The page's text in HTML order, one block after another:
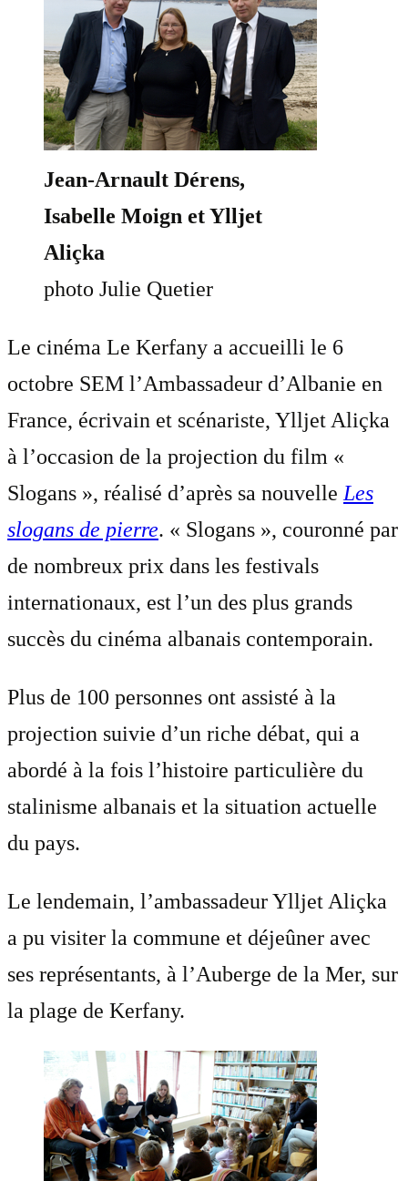
Jean-Arnault Dérens,
Isabelle Moign et Ylljet
Aliçka
photo Julie Quetier
Le cinéma Le Kerfany a accueilli le 6
octobre SEM l’Ambassadeur d’Albanie en
France, écrivain et scénariste, Ylljet Aliçka
à l’occasion de la projection du film «
Slogans », réalisé d’après sa nouvelleLes
slogans de pierre. « Slogans », couronné par
de nombreux prix dans les festivals
internationaux, est l’un des plus grands
succès du cinéma albanais contemporain.
Plus de 100 personnes ont assisté à la
projection suivie d’un riche débat, qui a
abordé à la fois l’histoire particulière du
stalinisme albanais et la situation actuelle
du pays.
Le lendemain, l’ambassadeur Ylljet Aliçka
a pu visiter la commune et déjeûner avec
ses représentants, à l’Auberge de la Mer, sur
la plage de Kerfany.